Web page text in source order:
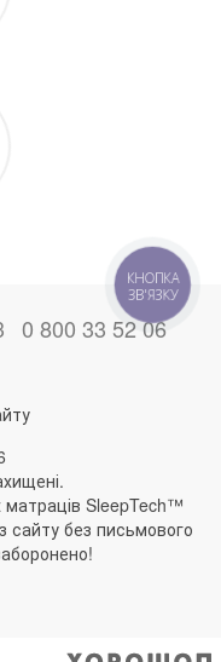
0 800 33 52 06
матраців SleepTech™
сайту без письмового
КНОПКА
ЗВ'ЯЗКУ